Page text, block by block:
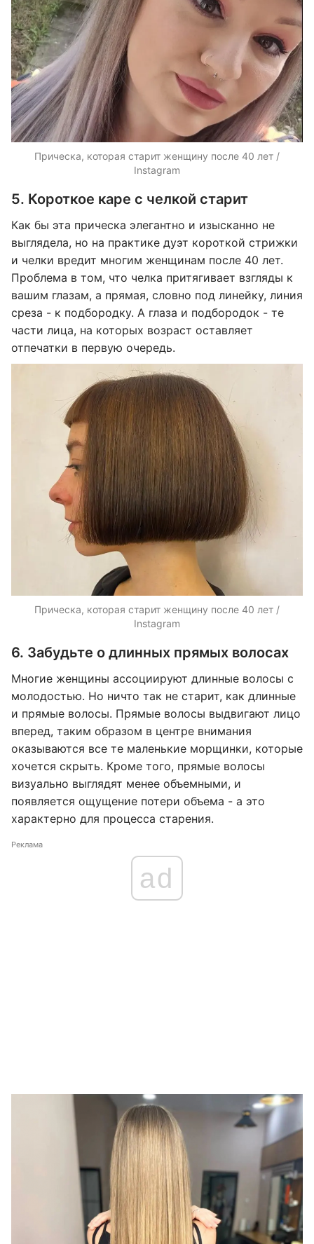
Прическа, которая старит женщину после 40 лет /
Instagram
5. Короткое каре с челкой старит
Как бы эта прическа элегантно и изысканно не
выглядела, но на практике дуэт короткой стрижки
и челки вредит многим женщинам после 40 лет.
Проблема в том, что челка притягивает взгляды к
вашим глазам, а прямая, словно под линейку, линия
среза - к подбородку. А глаза и подбородок - те
части лица, на которых возраст оставляет
отпечатки в первую очередь.
Прическа, которая старит женщину после 40 лет /
Instagram
6. Забудьте о длинных прямых волосах
Многие женщины ассоциируют длинные волосы с
молодостью. Но ничто так не старит, как длинные
и прямые волосы. Прямые волосы выдвигают лицо
вперед, таким образом в центре внимания
оказываются все те маленькие морщинки, которые
хочется скрыть. Кроме того, прямые волосы
визуально выглядят менее объемными, и
появляется ощущение потери объема - а это
характерно для процесса старения.
Реклама
ad